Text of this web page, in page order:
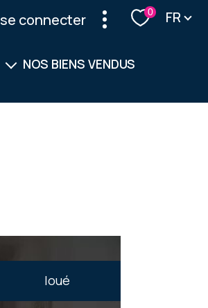
se connecter 0 Langue
FR
NOS BIENS VENDUS
loué